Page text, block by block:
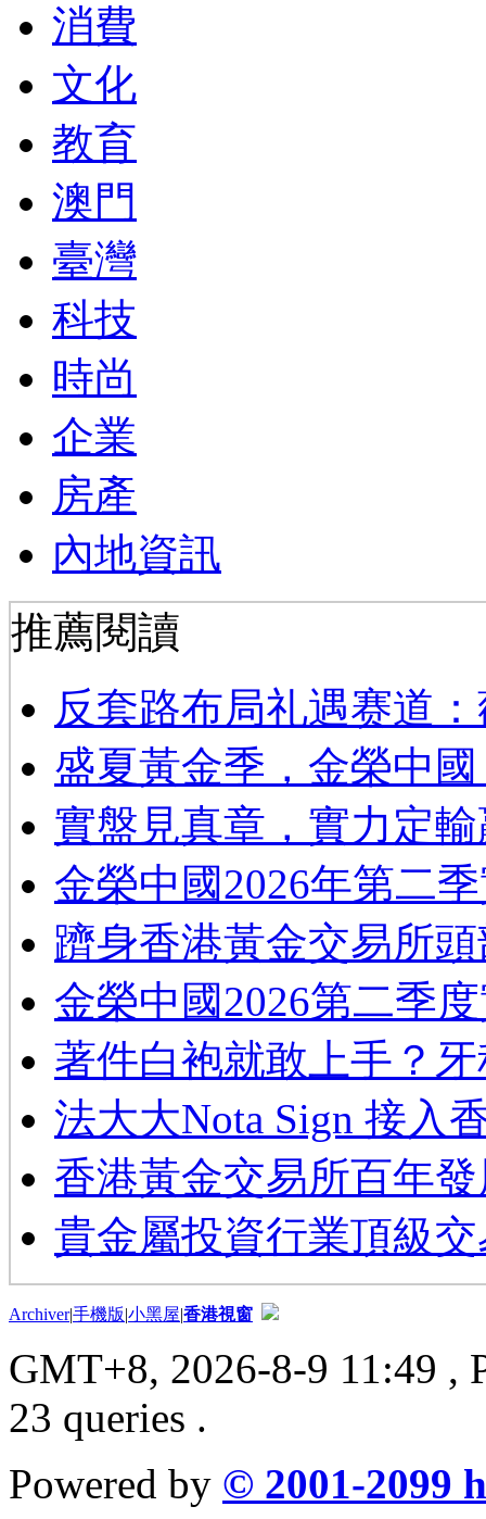
消費
文化
教育
澳門
臺灣
科技
時尚
企業
房產
內地資訊
推薦閱讀
反套路布局礼遇赛道
盛夏黃金季，金榮中
實盤見真章，實力定
金榮中國2026年第二
躋身香港黃金交易所
金榮中國2026第二季
著件白袍就敢上手？
法大大Nota Sign 接入
香港黃金交易所百年
貴金屬投資行業頂級
Archiver|手機版|小黑屋|香港視窗
GMT+8, 2026-8-9 11:49 ,
23 queries .
Powered by © 2001-2099